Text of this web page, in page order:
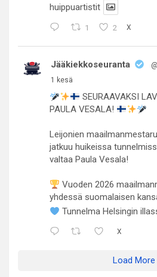
huippuartistit
1 2 X
Jääkiekkoseuranta
1 kesä
SEURAAVAKSI
PAULA VESALA!
Leijonien
jatkuu huikeissa
valtaa Paula Vesala!
Vuoden 2026
yhdessä suomalaisen
Tunnelma Helsingin
X
Load More